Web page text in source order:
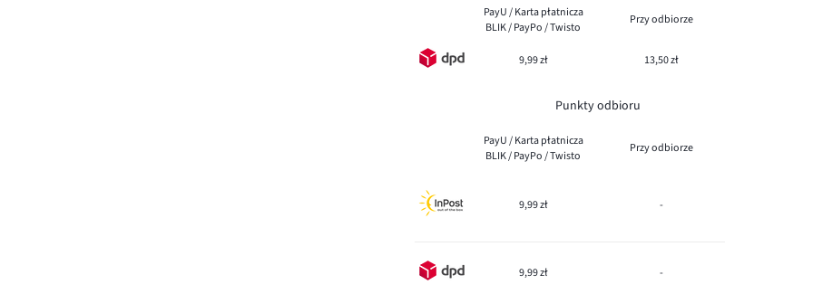
PayU / Karta płatnicza
BLIK / PayPo / Twisto
Przy odbiorze
9,99 zł 13,50 zł
Punkty odbioru
PayU / Karta płatnicza
BLIK / PayPo / Twisto
Przy odbiorze
9,99 zł -
9,99 zł -